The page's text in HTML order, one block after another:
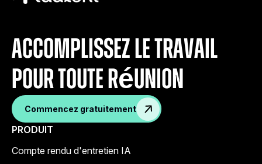
accomplissez le travail
pour toute réunion
Commencez gratuitement
PRODUIT
Compte rendu d'entretien IA